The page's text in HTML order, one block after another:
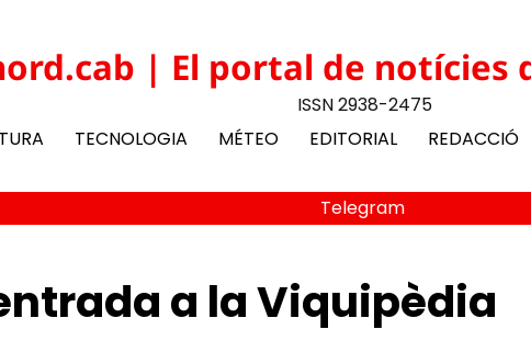
| El portal de notícies
ISSN 2938-2475
TECNOLOGIA MÉTEO EDITORIAL REDACCIÓ
Telegram
a la Viquipèdia